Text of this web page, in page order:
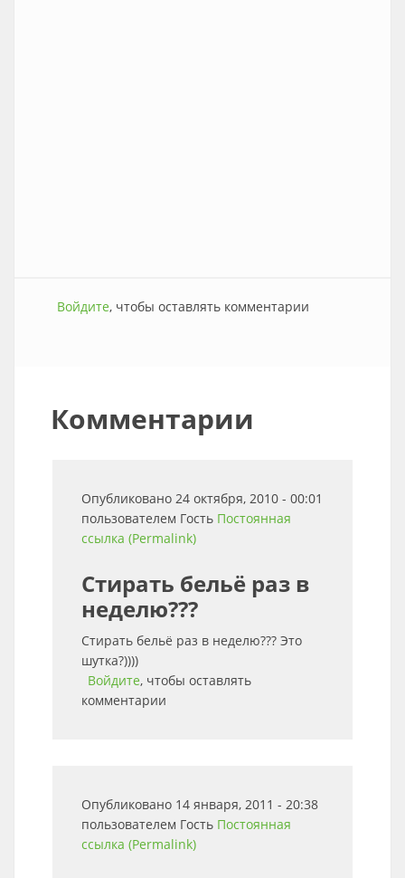
Войдите, чтобы оставлять комментарии
Комментарии
Опубликовано 24 октября, 2010 - 00:01
пользователем Гость Постоянная
ссылка (Permalink)
Стирать бельё раз в
неделю???
Стирать бельё раз в неделю??? Это
шутка?))))
Войдите, чтобы оставлять
комментарии
Опубликовано 14 января, 2011 - 20:38
пользователем Гость Постоянная
ссылка (Permalink)